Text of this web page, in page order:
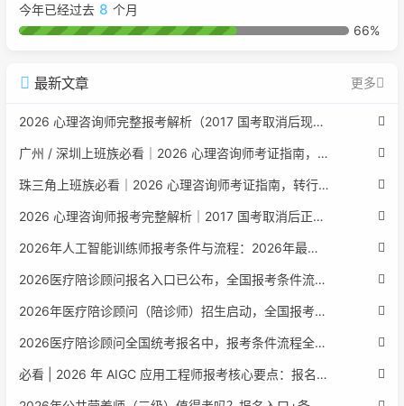
今年已经过去 8 个月
66%
最新文章 更多
2026 心理咨询师完整报考解析（2017 国考取消后现行权威体系 + 避坑全指南）
广州 / 深圳上班族必看｜2026 心理咨询师考证指南，转行副业、情绪疏导双收益
珠三角上班族必看｜2026 心理咨询师考证指南，转行副业、情绪疏导双收益
2026 心理咨询师报考完整解析｜2017 国考取消后正规报考标准、流程避坑指南
2026年人工智能训练师报考条件与流程：2026年最新官方要求全面解读
2026医疗陪诊顾问报名入口已公布，全国报考条件流程政策全解析
2026年医疗陪诊顾问（陪诊师）招生启动，全国报考指南附报名官网
2026医疗陪诊顾问全国统考报名中，报考条件流程全攻略附报名入口
必看 | 2026 年 AIGC 应用工程师报考核心要点：报名费用、官网可查、行业认可度、补考规则全盘点